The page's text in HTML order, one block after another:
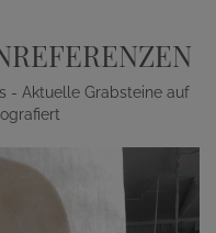
- Aktuelle Grabsteine auf